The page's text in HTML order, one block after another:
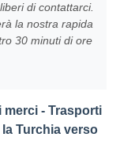
di contattarci.
la nostra rapida
30 minuti di ore
- Trasporti
Turchia verso